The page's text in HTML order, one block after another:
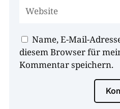
Name, E-Mail-
diesem Browser für
Kommentar speichern.